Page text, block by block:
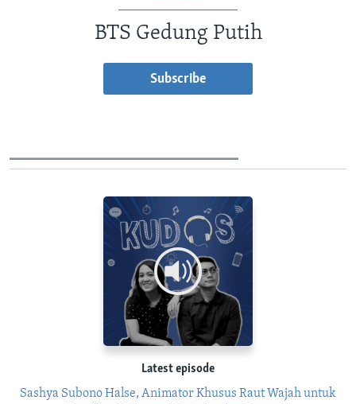
BTS Gedung Putih
Subscribe
________________________
Latest episode
Sashya Subono Halse, Animator Khusus Raut Wajah untuk